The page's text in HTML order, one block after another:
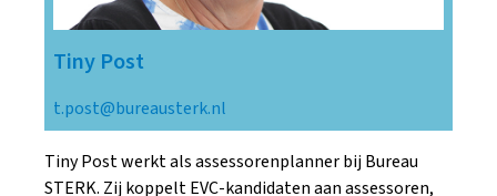
Tiny Post
t.post@bureausterk.nl
Tiny Post werkt als assessorenplanner bij Bureau
STERK. Zij koppelt EVC-kandidaten aan assessoren,